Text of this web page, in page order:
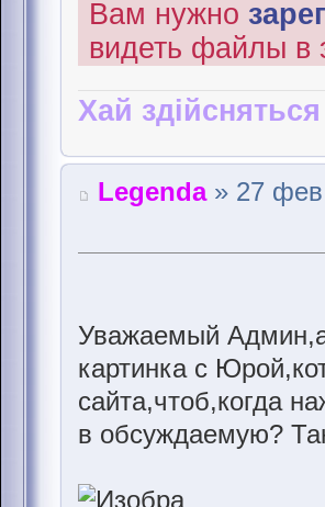
Вам нужно
видеть файлы в
Хай
Legenda» 27 фев
Уважаемый
картинка с
сайта,чтоб,когда
в обсуждаемую?